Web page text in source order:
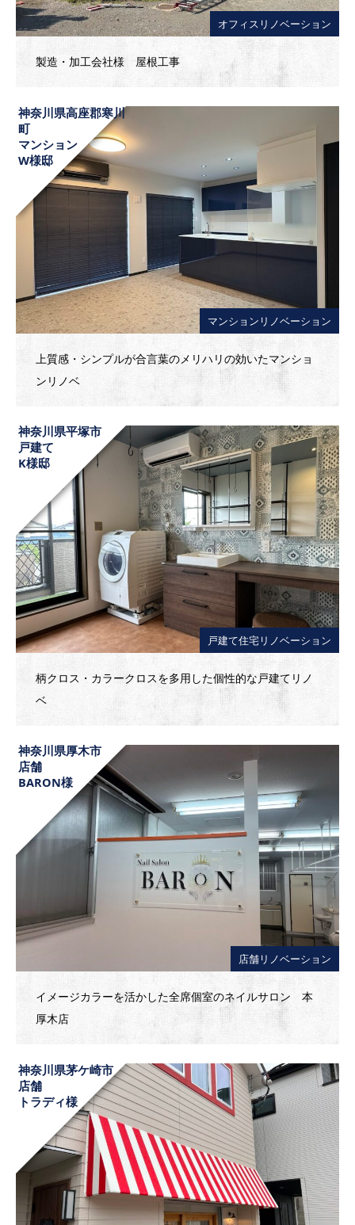
オフィスリノベーション
製造・加工会社様 屋根工事
神奈川県高座郡寒川
町
マンション
W様邸
マンションリノベーション
上質感・シンプルが合言葉のメリハリの効いたマンショ
ンリノベ
神奈川県平塚市
戸建て
K様邸
戸建て住宅リノベーション
柄クロス・カラークロスを多用した個性的な戸建てリノ
ベ
神奈川県厚木市
店舗
BARON様
店舗リノベーション
イメージカラーを活かした全席個室のネイルサロン 本
厚木店
神奈川県茅ケ崎市
店舗
トラディ様